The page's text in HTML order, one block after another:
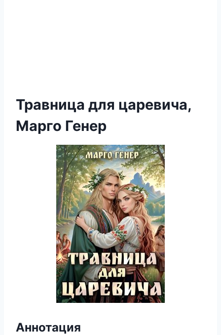
Травница для царевича,
Марго Генер
Аннотация